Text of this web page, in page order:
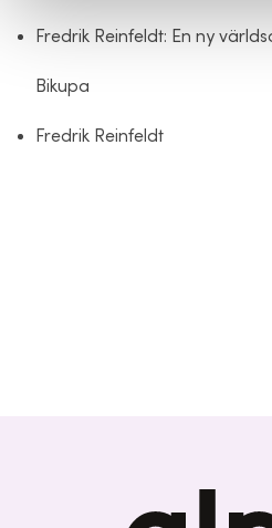
Fredrik Reinfeldt: En ny
Bikupa
Fredrik Reinfeldt